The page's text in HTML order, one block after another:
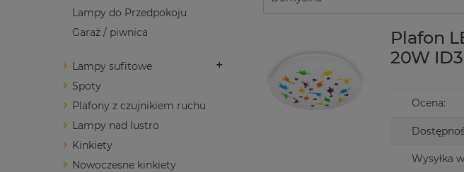
Lampy do Przedpokoju
Garaż / piwnica
Lampy sufitowe
Spoty
Plafony z czujnikiem ruchu
Lampy nad lustro
Kinkiety
Nowoczesne kinkiety
Plafon
20W
Ocena:
Wysyłka